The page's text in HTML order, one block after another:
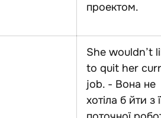
проектом.
She wouldn’t
to quit her
job. - Вона не
хотіла б йти з